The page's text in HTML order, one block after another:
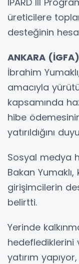
üreticilere
desteğinin
ANKARA
İbrahim
amacıyla
kapsamında
hibe
yatırıldığını
Sosyal medya
Bakan Yumaklı,
girişimcilerin
belirtti.
Yerinde
hedeflediklerini
yatırım